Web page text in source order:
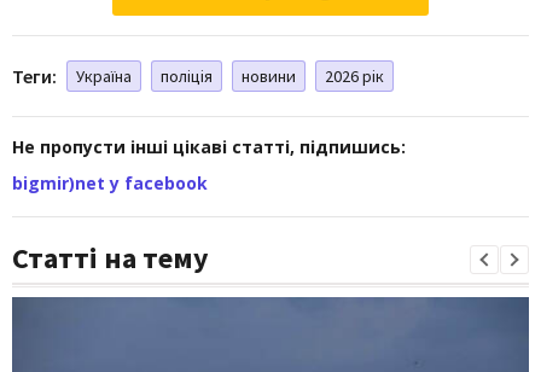
Теги: Україна поліція новини 2026 рік
Не пропусти інші цікаві статті, підпишись:
bigmir)net у facebook
Статті на тему